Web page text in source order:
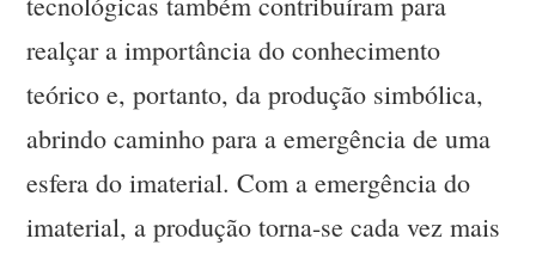
realçar a importância do conhecimento
teórico e, portanto, da produção simbólica,
abrindo caminho para a emergência de uma
esfera do imaterial. Com a emergência do
imaterial, a produção torna-se cada vez mais